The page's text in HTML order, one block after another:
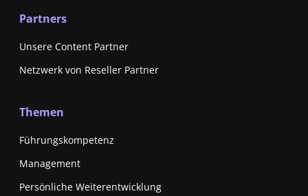
Partners
Unsere Content Partner
Netzwerk von Reseller Partner
Themen
Führungskompetenz
Management
Persönliche Weiterentwicklung